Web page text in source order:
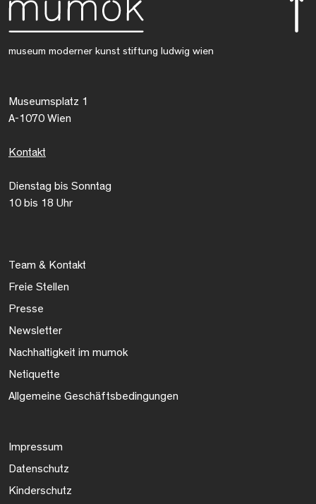
museum moderner kunst stiftung ludwig wien
Museumsplatz 1
A-1070 Wien
Kontakt
Dienstag bis Sonntag
10 bis 18 Uhr
Team & Kontakt
Freie Stellen
Presse
Newsletter
Nachhaltigkeit im mumok
Netiquette
Allgemeine Geschäftsbedingungen
Impressum
Datenschutz
Kinderschutz